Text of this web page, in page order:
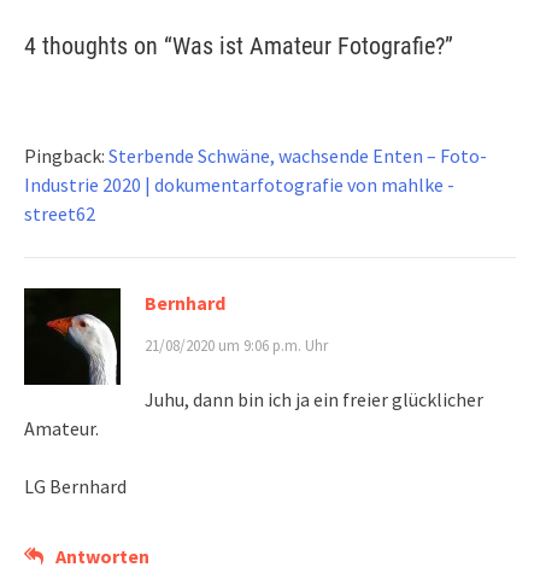
4 thoughts on “Was ist Amateur Fotografie?”
Pingback: Sterbende Schwäne, wachsende Enten – Foto-
Industrie 2020 | dokumentarfotografie von mahlke -
street62
Bernhard
21/08/2020 um 9:06 p.m. Uhr
Juhu, dann bin ich ja ein freier glücklicher
Amateur.
LG Bernhard
Antworten